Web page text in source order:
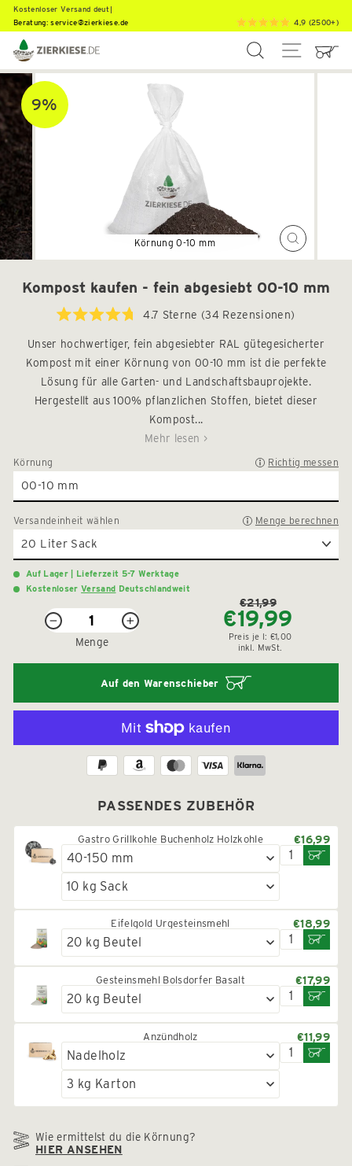
Direkt
zum
Inhalt
Mulc|
Beratung:service@zierkiese.de 4,9 (2500+)
SUCHE
9%
Schließen
(Esc)
Kompost kaufen - fein abgesiebt 00-10 mm
4.7
von
5
bewertet
4.7 Sterne (34 Rezensionen)
um
zu
den
Unser hochwertiger, fein abgesiebter RAL gütegesicherter
Kompost mit einer Körnung von 00-10 mm ist die perfekte
Lösung für alle Garten- und Landschaftsbauprojekte.
Hergestellt aus 100% pflanzlichen Stoffen, bietet dieser
Kompost...
Mehr lesen >
Körnung Richtig messen
Versandeinheitwählen Menge berechnen
Auf Lager | Lieferzeit 5-7 Werktage
KostenloserVersand Deutschlandweit
−
+
Menge
Normaler
Preis
€21,99
Sonderpreis
€19,99
Preis je l: €1,00
inkl. MwSt.
Auf den Warenschieber
PASSENDES ZUBEHÖR
Gastro Grillkohle Buchenholz Holzkohle €16,99
Eifelgold Urgesteinsmehl €18,99
Gesteinsmehl Bolsdorfer Basalt €17,99
Anzündholz €11,99
Wie ermittelst du die Körnung?
HIER ANSEHEN